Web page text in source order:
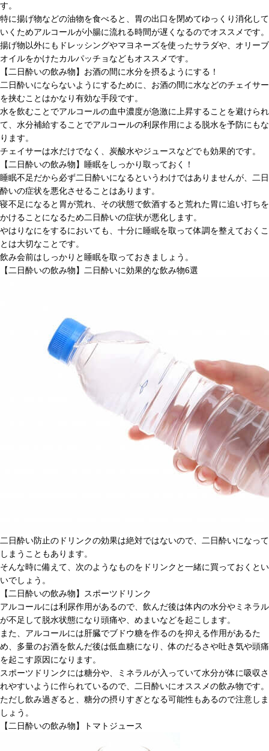
す。
特に揚げ物などの油物を食べると、胃の出口を閉めてゆっくり消化して
いくためアルコールが小腸に流れる時間が遅くなるのでオススメです。
揚げ物以外にもドレッシングやマヨネーズを使ったサラダや、オリーブ
オイルをかけたカルパッチョなどもオススメです。
【二日酔いの飲み物】お酒の間に水分を摂るようにする！
二日酔いにならないようにするために、お酒の間に水などのチェイサー
を挟むことはかなり有効な手段です。
水を飲むことでアルコールの血中濃度が急激に上昇することを避けられ
て、水分補給することでアルコールの利尿作用による脱水を予防にもな
ります。
チェイサーは水だけでなく、炭酸水やジュースなどでも効果的です。
【二日酔いの飲み物】睡眠をしっかり取っておく！
睡眠不足だから必ず二日酔いになるというわけではありませんが、二日
酔いの症状を悪化させることはあります。
寝不足になると胃が荒れ、その状態で飲酒すると荒れた胃に追い打ちを
かけることになるため二日酔いの症状が悪化します。
やはりなにをするにおいても、十分に睡眠を取って体調を整えておくこ
とは大切なことです。
飲み会前はしっかりと睡眠を取っておきましょう。
【二日酔いの飲み物】二日酔いに効果的な飲み物6選
二日酔い防止のドリンクの効果は絶対ではないので、二日酔いになって
しまうこともあります。
そんな時に備えて、次のようなものをドリンクと一緒に買っておくとい
いでしょう。
【二日酔いの飲み物】スポーツドリンク
アルコールには利尿作用があるので、飲んだ後は体内の水分やミネラル
が不足して脱水状態になり頭痛や、めまいなどを起こします。
また、アルコールには肝臓でブドウ糖を作るのを抑える作用があるた
め、多量のお酒を飲んだ後は低血糖になり、体のだるさや吐き気や頭痛
を起こす原因になります。
スポーツドリンクには糖分や、ミネラルが入っていて水分が体に吸収さ
れやすいように作られているので、二日酔いにオススメの飲み物です。
ただし飲み過ぎると、糖分の摂りすぎとなる可能性もあるので注意しま
しょう。
【二日酔いの飲み物】トマトジュース